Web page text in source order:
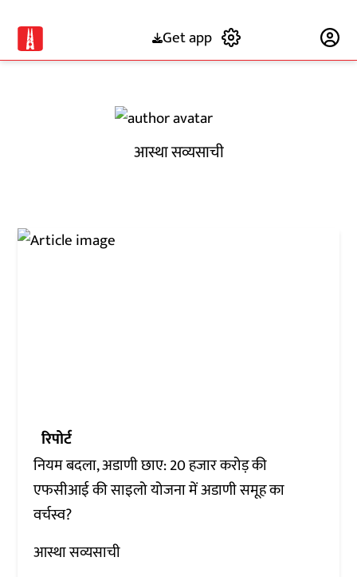
Get app
आस्था सव्यसाची
रिपोर्ट
नियम बदला, अडाणी छाए: 20 हजार करोड़ की
एफसीआई की साइलो योजना में अडाणी समूह का
वर्चस्व?
आस्था सव्यसाची